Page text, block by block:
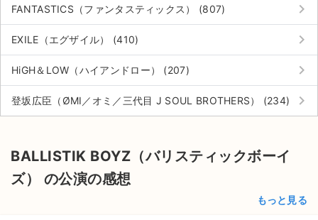
FANTASTICS（ファンタスティックス） (807) keyboard_arrow_right
EXILE（エグザイル） (410) keyboard_arrow_right
HiGH＆LOW（ハイアンドロー） (207) keyboard_arrow_right
登坂広臣（ØMI／オミ／三代目 J SOUL BROTHERS） (234) keyboard_arrow_right
BALLISTIK BOYZ（バリスティックボーイ
ズ） の公演の感想
もっと見る